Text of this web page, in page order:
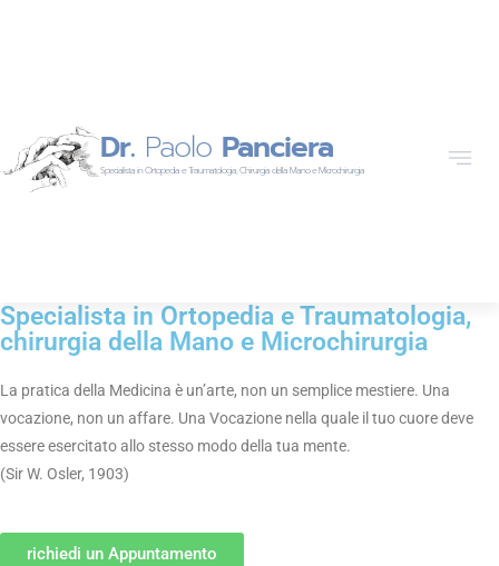
Dr.Paolo Panciera
Specialista in Ortopedia e Traumatologia, Chirurgia della Mano e Microchirurgia
Specialista in Ortopedia e Traumatologia,
chirurgia della Mano e Microchirurgia
La pratica della Medicina è un’arte, non un semplice mestiere. Una
vocazione, non un affare. Una Vocazione nella quale il tuo cuore deve
essere esercitato allo stesso modo della tua mente.
(Sir W. Osler, 1903)
richiedi un Appuntamento